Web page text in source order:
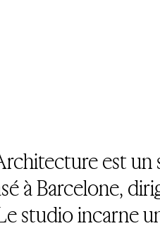
est un
à Barcelone,
studio incarne